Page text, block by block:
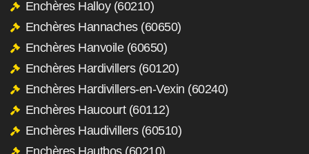
Enchères Halloy (60210)
Enchères Hannaches (60650)
Enchères Hanvoile (60650)
Enchères Hardivillers (60120)
Enchères Hardivillers-en-Vexin (60240)
Enchères Haucourt (60112)
Enchères Haudivillers (60510)
Enchères Hautbos (60210)